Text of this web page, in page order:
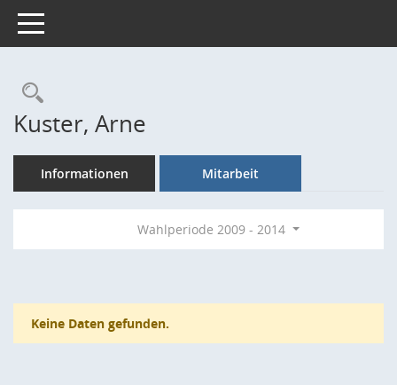
Toggle navigation
Rechercheauswahl
Kuster, Arne
Informationen Mitarbeit
Wahlperiode 2009 - 2014
Keine Daten gefunden.